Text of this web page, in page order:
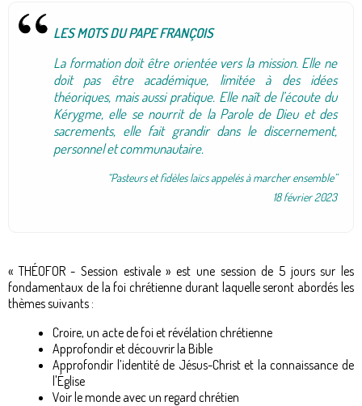
LES MOTS DU PAPE FRANÇOIS
La formation doit être orientée vers la mission. Elle ne
doit pas être académique, limitée à des idées
théoriques, mais aussi pratique. Elle naît de l’écoute du
Kérygme, elle se nourrit de la Parole de Dieu et des
sacrements, elle fait grandir dans le discernement,
personnel et communautaire.
“Pasteurs et fidèles laïcs appelés à marcher ensemble”
18 février 2023
« THÉOFOR - Session estivale » est une session de 5 jours sur les
fondamentaux de la foi chrétienne durant laquelle seront abordés les
thèmes suivants :
Croire, un acte de foi et révélation chrétienne
Approfondir et découvrir la Bible
Approfondir l’identité de Jésus-Christ et la connaissance de
l'Église
Voir le monde avec un regard chrétien